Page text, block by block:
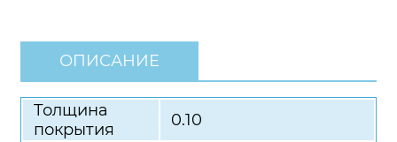
ОПИСАНИЕ
Толщина
покрытия
0.10